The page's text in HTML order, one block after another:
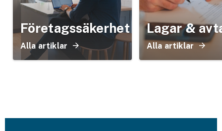
Företagssäkerhet
Alla artiklar
Lagar &
Alla artiklar